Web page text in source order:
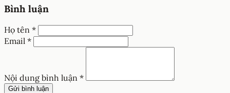
Bình luận
Họ tên *
Email *
Nội dung bình luận *
Gửi bình luận